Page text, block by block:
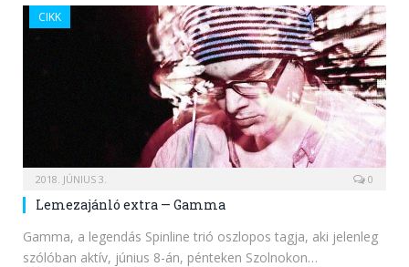
CIKK
2018. JÚNIUS 3. 0
Lemezajánló extra — Gamma
Gamma, a legendás Spinline trió oszlopos tagja, aki jelenleg
szólóban aktív, június 8-án, pénteken Szolnokon…